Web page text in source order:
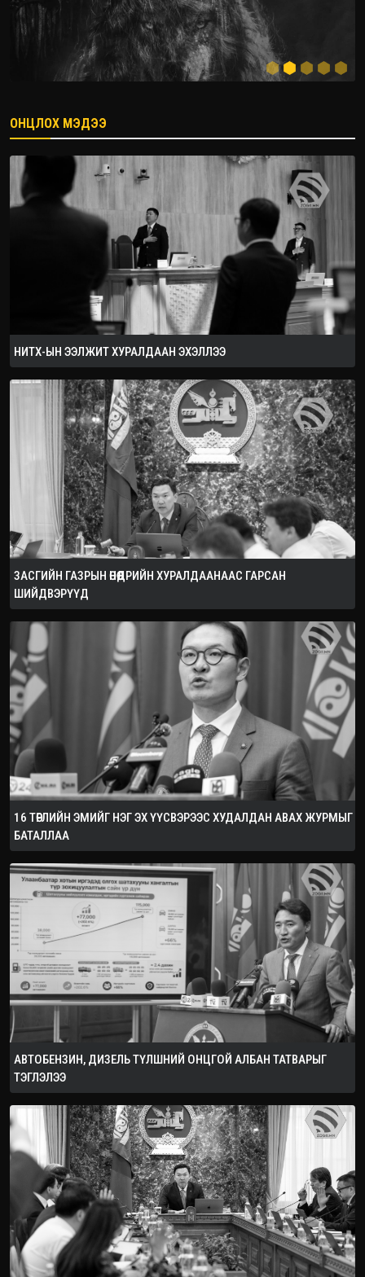
2026.08.08
ОНЦЛОХ МЭДЭЭ
НИТХ-ЫН ЭЭЛЖИТ ХУРАЛДААН ЭХЭЛЛЭЭ
ЗАСГИЙН ГАЗРЫН ӨНӨӨДРИЙН ХУРАЛДААНААС ГАРСАН
ШИЙДВЭРҮҮД
16 ТӨРЛИЙН ЭМИЙГ НЭГ ЭХ ҮҮСВЭРЭЭС ХУДАЛДАН АВАХ ЖУРМЫГ
БАТАЛЛАА
АВТОБЕНЗИН, ДИЗЕЛЬ ТҮЛШНИЙ ОНЦГОЙ АЛБАН ТАТВАРЫГ
ТЭГЛЭЛЭЭ